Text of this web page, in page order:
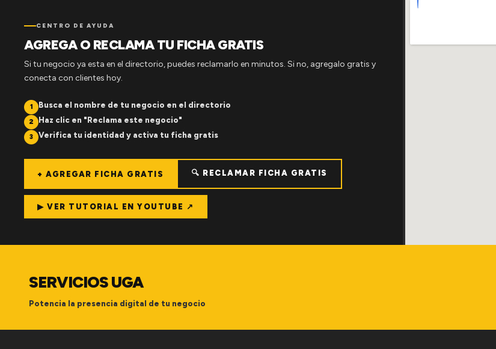
CENTRO DE AYUDA
AGREGA O RECLAMA TU FICHA GRATIS
Si tu negocio ya esta en el directorio, puedes reclamarlo en minutos. Si no, agregalo gratis y
conecta con clientes hoy.
1 Busca el nombre de tu negocio en el directorio
2 Haz clic en "Reclama este negocio"
3 Verifica tu identidad y activa tu ficha gratis
+ AGREGAR FICHA GRATIS 🔍 RECLAMAR FICHA GRATIS
▶ VER TUTORIAL EN YOUTUBE ↗
SERVICIOS UGA
Potencia la presencia digital de tu negocio